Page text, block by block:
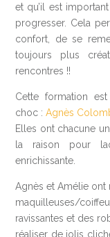
et qu’il est
progresser. Cela
confort, de se
toujours plus
rencontres !!
Cette formation
choc : Agnès
Elles ont chacune
la raison pour
enrichissante.
Agnès et Amélie ont
maquilleuses/
ravissantes et des
réaliser de jolis